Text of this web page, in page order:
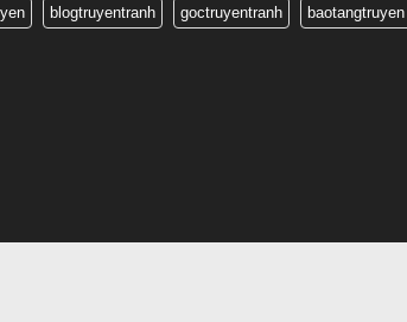
blogtruyentranh goctruyentranh baotangtruyen